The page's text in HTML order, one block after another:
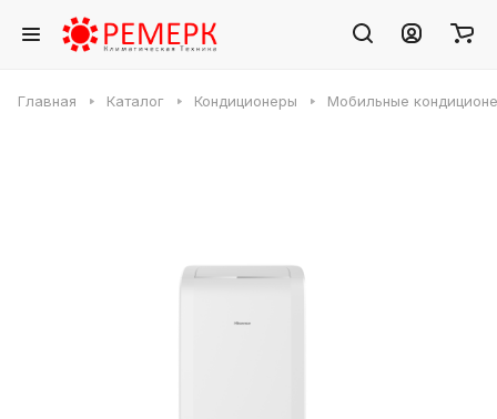
Главная Каталог Кондиционеры Мобильные